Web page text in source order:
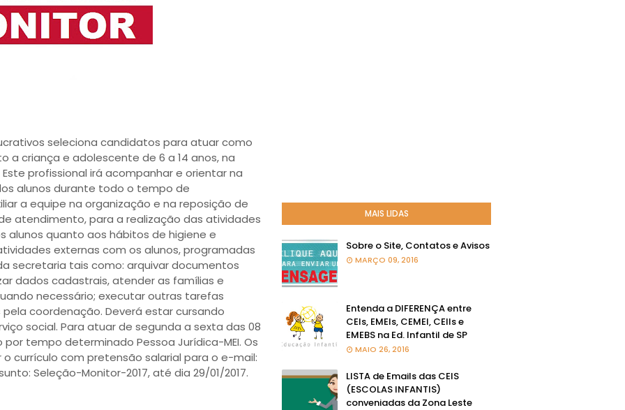
seleciona candidatos para atuar como
criança e adolescente de 6 a 14 anos, na
profissional irá acompanhar e orientar na
alunos durante todo o tempo de
a equipe na organização e na reposição de
atendimento, para a realização das atividades
alunos quanto aos hábitos de higiene e
externas com os alunos, programadas
secretaria tais como: arquivar documentos
dados cadastrais, atender as famílias e
necessário; executar outras tarefas
coordenação. Deverá estar cursando
social. Para atuar de segunda a sexta das 08
tempo determinado Pessoa Jurídica-MEI. Os
currículo com pretensão salarial para o e-mail:
Seleção-Monitor-2017, até dia 29/01/2017.
MAIS LIDAS
Sobre o Site, Contatos e Avisos
MARÇO 09, 2016
Entenda a DIFERENÇA entre
CEIs, EMEIs, CEMEI, CEIIs e
EMEBS na Ed. Infantil de SP
MAIO 26, 2016
LISTA de Emails das CEIS
(ESCOLAS INFANTIS)
conveniadas da Zona Leste